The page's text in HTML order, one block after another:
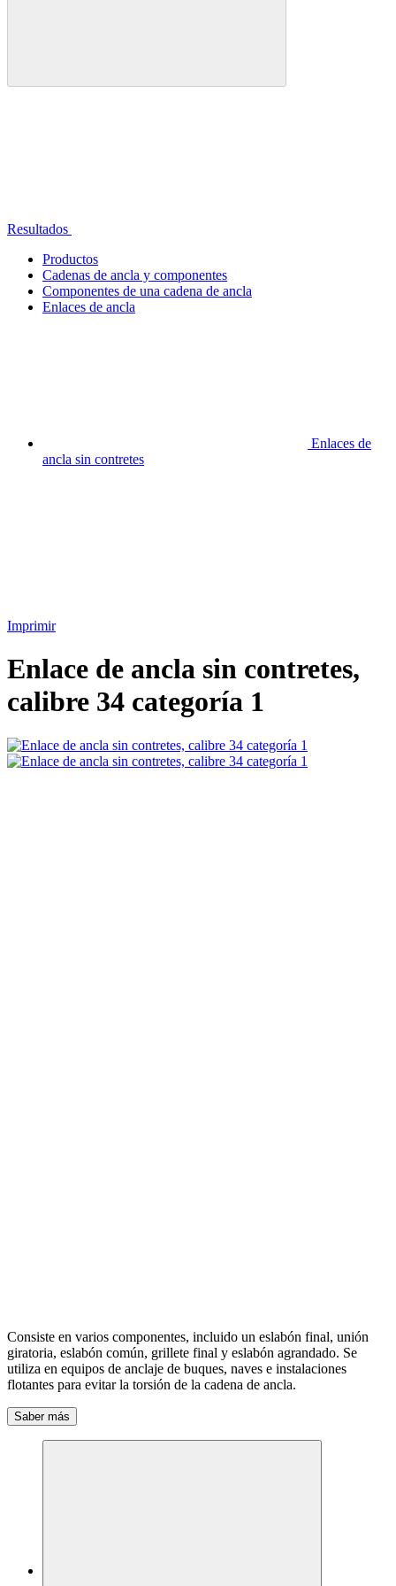
Resultados
Productos
Cadenas de ancla y componentes
Componentes de una cadena de ancla
Enlaces de ancla
Enlaces de
ancla sin contretes
Imprimir
Enlace de ancla sin contretes,
calibre 34 categoría 1
Consiste en varios componentes, incluido un eslabón final, unión
giratoria, eslabón común, grillete final y eslabón agrandado. Se
utiliza en equipos de anclaje de buques, naves e instalaciones
flotantes para evitar la torsión de la cadena de ancla.
Saber más